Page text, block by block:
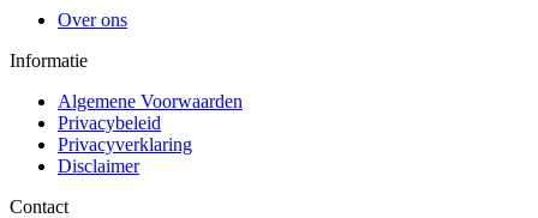
Over ons
Informatie
Algemene Voorwaarden
Privacybeleid
Privacyverklaring
Disclaimer
Contact